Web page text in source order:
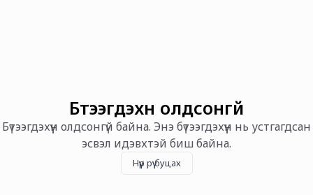
Бүтээгдэхүүн олдсонгүй
Бүтээгдэхүүн олдсонгүй байна. Энэ бүтээгдэхүүн нь устгагдсан
эсвэл идэвхтэй биш байна.
Нүүр рүү буцах